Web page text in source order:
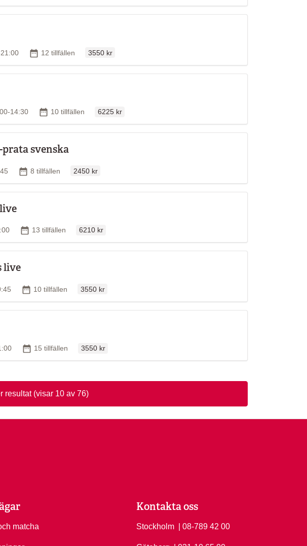
Antal tillfällen
12 tillfällen 3550 kr
14:30 Antal tillfällen
10 tillfällen 6225 kr
svenska
Antal tillfällen
8 tillfällen 2450 kr
Antal tillfällen
13 tillfällen 6210 kr
live
Antal tillfällen
10 tillfällen 3550 kr
Antal tillfällen
15 tillfällen 3550 kr
resultat (visar 10 av 76)
matcha
Kontakta oss
Stockholm Ring Stockholm på
| 08-789 42 00